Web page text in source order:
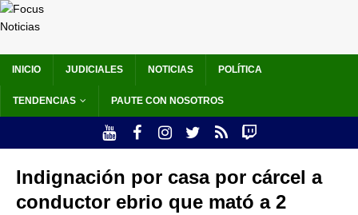
INICIO JUDICIALES NOTICIAS POLÍTICA
TENDENCIAS PAUTE CON NOSOTROS
Indignación por casa por cárcel a
conductor ebrio que mató a 2